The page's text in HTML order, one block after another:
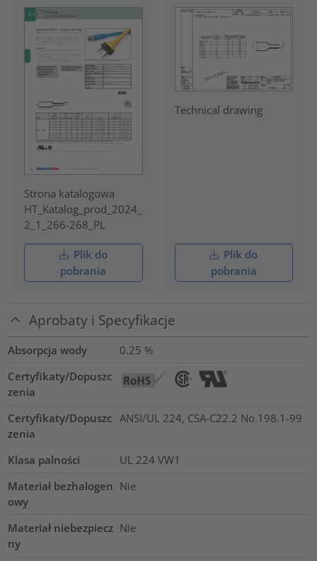
Strona katalogowa
HT_Katalog_prod_2024_
2_1_266-268_PL
Plik do
pobrania
Technical drawing
Plik do
pobrania
Aprobaty i Specyfikacje
Absorpcja wody 0.25 %
Certyfikaty/Dopuszc
zenia
Certyfikaty/Dopuszc
zenia
ANSI/UL 224, CSA-C22.2 No.198.1-99
Klasa palności
UL 224 VW1
Materiał bezhalogen
owy
Nie
Materiał niebezpiecz
ny
Nie